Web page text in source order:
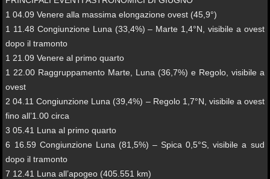
1 04.09 Venere alla massima elongazione ovest (45,9°)
1 11.48 Congiunzione Luna (33,4%) – Marte 1,4°N, visibile a ovest
dopo il tramonto
1 21.09 Venere al primo quarto
1 22.00 Raggruppamento Marte, Luna (36,7%) e Regolo, visibile a
ovest
2 04.11 Congiunzione Luna (39,4%) – Regolo 1,7°N, visibile a ovest
fino all’1.00 circa
3 05.41 Luna al primo quarto
6 16.59 Congiunzione Luna (81,5%) – Spica 0,5°S, visibile a sud
dopo il tramonto
7 12.41 Luna all’apogeo (405.551 km)